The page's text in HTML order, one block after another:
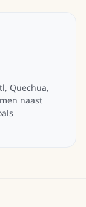
Quechua,
naast